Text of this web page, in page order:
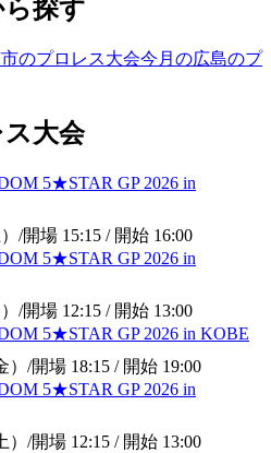
探す
のプロレス大会今月の広島のプ
ス大会
5★STAR GP 2026 in
/開場 15:15 / 開始 16:00
5★STAR GP 2026 in
/開場 12:15 / 開始 13:00
5★STAR GP 2026 in KOBE
/開場 18:15 / 開始 19:00
5★STAR GP 2026 in
/開場 12:15 / 開始 13:00